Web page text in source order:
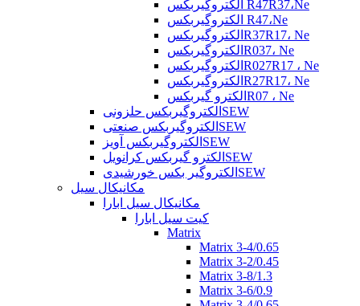
الکتروگیربکس R47R37،Ne
الکتروگیربکس R47،Ne
الکتروگیربکسR37R17، Ne
الکتروگیربکسR037، Ne
الکتروگیربکسR027R17 ، Ne
الکتروگیربکسR27R17، Ne
الکترو گیربکسR07 ، Ne
الکتروگیربکس حلزونیSEW
الکتروگیربکس صنعتیSEW
الکتروگیربکس آویزSEW
الکترو گیربکس کرانویلSEW
الکتروگیر بکس خورشیدیSEW
مکانیکال سیل
مکانیکال سیل ابارا
کیت سیل ابارا
Matrix
Matrix 3-4/0.65
Matrix 3-2/0.45
Matrix 3-8/1.3
Matrix 3-6/0.9